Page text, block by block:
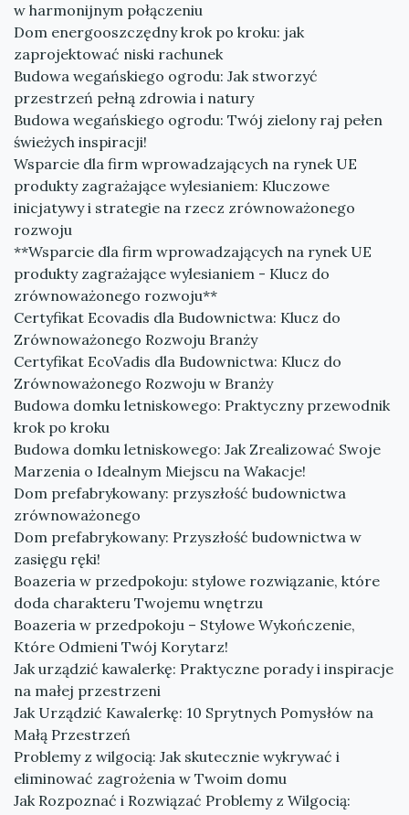
w harmonijnym połączeniu
Dom energooszczędny krok po kroku: jak
zaprojektować niski rachunek
Budowa wegańskiego ogrodu: Jak stworzyć
przestrzeń pełną zdrowia i natury
Budowa wegańskiego ogrodu: Twój zielony raj pełen
świeżych inspiracji!
Wsparcie dla firm wprowadzających na rynek UE
produkty zagrażające wylesianiem: Kluczowe
inicjatywy i strategie na rzecz zrównoważonego
rozwoju
**Wsparcie dla firm wprowadzających na rynek UE
produkty zagrażające wylesianiem - Klucz do
zrównoważonego rozwoju**
Certyfikat Ecovadis dla Budownictwa: Klucz do
Zrównoważonego Rozwoju Branży
Certyfikat EcoVadis dla Budownictwa: Klucz do
Zrównoważonego Rozwoju w Branży
Budowa domku letniskowego: Praktyczny przewodnik
krok po kroku
Budowa domku letniskowego: Jak Zrealizować Swoje
Marzenia o Idealnym Miejscu na Wakacje!
Dom prefabrykowany: przyszłość budownictwa
zrównoważonego
Dom prefabrykowany: Przyszłość budownictwa w
zasięgu ręki!
Boazeria w przedpokoju: stylowe rozwiązanie, które
doda charakteru Twojemu wnętrzu
Boazeria w przedpokoju – Stylowe Wykończenie,
Które Odmieni Twój Korytarz!
Jak urządzić kawalerkę: Praktyczne porady i inspiracje
na małej przestrzeni
Jak Urządzić Kawalerkę: 10 Sprytnych Pomysłów na
Małą Przestrzeń
Problemy z wilgocią: Jak skutecznie wykrywać i
eliminować zagrożenia w Twoim domu
Jak Rozpoznać i Rozwiązać Problemy z Wilgocią: